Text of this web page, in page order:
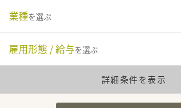
業種を選ぶ
雇用形態 / 給与を選ぶ
詳細条件を表示